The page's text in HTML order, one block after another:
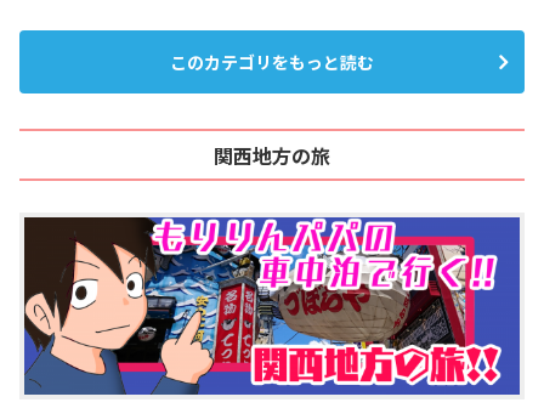
このカテゴリをもっと読む
関西地方の旅